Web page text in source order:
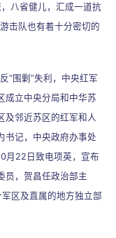
八省健儿，汇成一道抗
击队也有着十分密切的
“围剿 ”失利，中央红军
成立中央分局和中华苏
及邻近苏区的红军和人
书记，中央政府办事处
月 22 日致电项英，宣布
员，贺昌任政治部主
军区及直属的地方独立部